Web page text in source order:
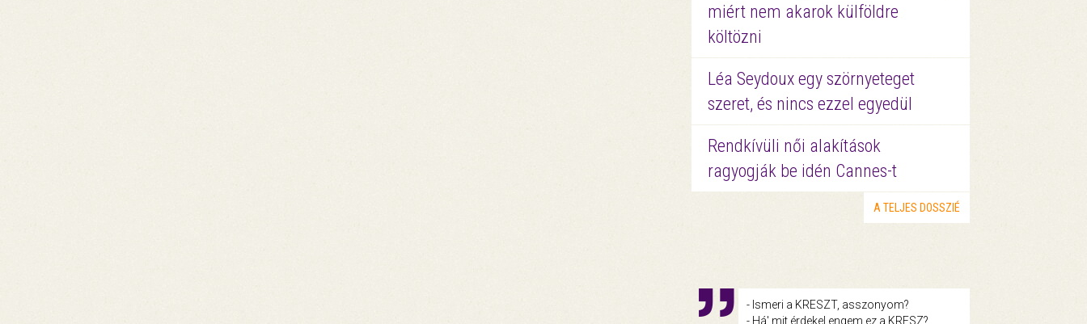
miért nem akarok külföldre
költözni
Léa Seydoux egy szörnyeteget
szeret, és nincs ezzel egyedül
Rendkívüli női alakítások
ragyogják be idén Cannes-t
A TELJES DOSSZIÉ
- Ismeri a KRESZT, asszonyom?
- Há' mit érdekel engem ez a KRESZ?